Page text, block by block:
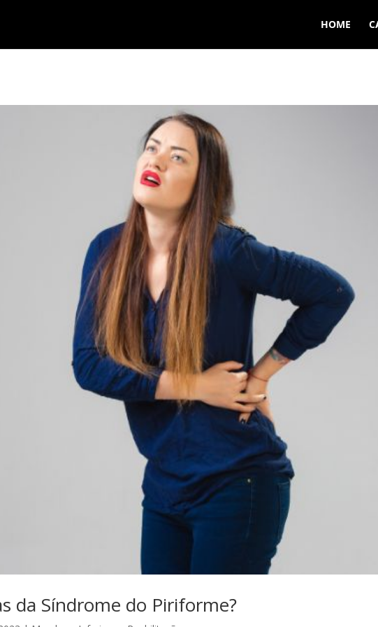
HOME
da Síndrome do Piriforme?